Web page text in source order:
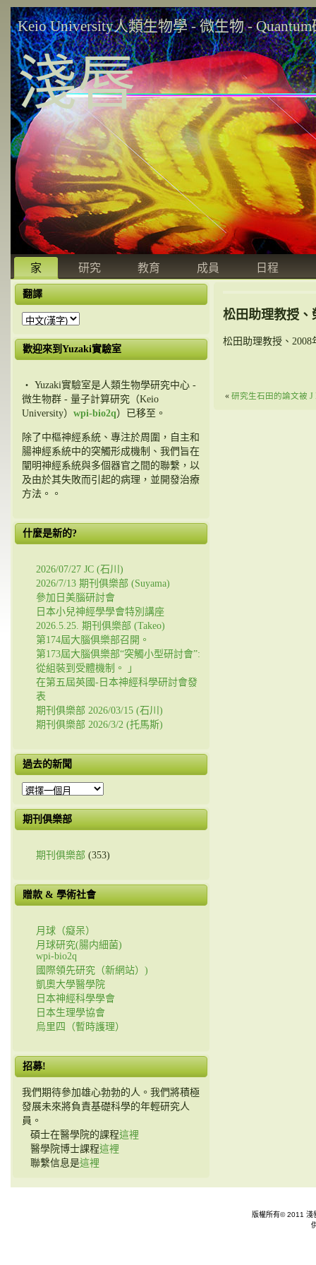
Keio University人類生物學 - 微生物 -
淺唇
家 研究 教育 成員 日程
翻譯
歡迎來到Yuzaki實驗室
・ Yuzaki實驗室是人類生物學研究中心 -
微生物群 - 量子計算研究（Keio
University） wpi-bio2q）已移至。
除了中樞神經系統、專注於周圍，自主和
腸神經系統中的突觸形成機制、我們旨在
闡明神經系統與多個器官之間的聯繫，以
及由於其失敗而引起的病理，並開發治療
方法。。
什麼是新的?
2026/07/27 JC (石川)
2026/7/13 期刊俱樂部 (Suyama)
參加日美腦研討會
日本小兒神經學學會特別講座
2026.5.25. 期刊俱樂部 (Takeo)
第174屆大腦俱樂部召開。
第173屆大腦俱樂部“突觸小型研討會”:
從組裝到受體機制。 」
在第五屆英國-日本神經科學研討會發
表
期刊俱樂部 2026/03/15 (石川)
期刊俱樂部 2026/3/2 (托馬斯)
過去的新聞
過
的
新
期刊俱樂部
期刊俱樂部 (353)
贈款 & 學術社會
月球（癡呆）
月球研究(腸内細菌)
wpi-bio2q
國際領先研究（新網站）)
凱奧大學醫學院
日本神經科學學會
日本生理學協會
烏里四（暫時護理）
招募!
我們期待參加雄心勃勃的人。我們將積極
發展未來將負責基礎科學的年輕研究人
員。
碩士在醫學院的課程這裡
醫學院博士課程這裡
聯繫信息是這裡
松田助理教授
松田助理教授、
« 研究生石田的論文被 J
版權所有© 2011 淺